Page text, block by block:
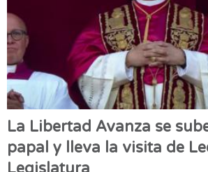
La Libertad Avanza se
papal y lleva la visita de
Legislatura